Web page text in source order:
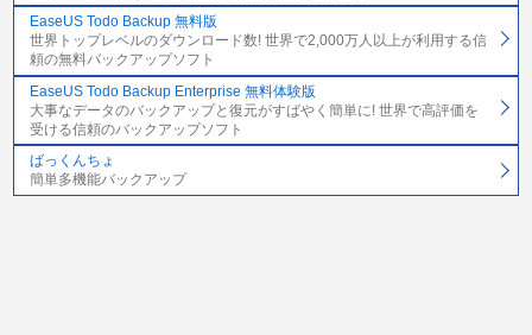
EaseUS Todo Backup 無料版
世界トップレベルのダウンロード数! 世界で2,000万人以上が利用する信
頼の無料バックアップソフト
EaseUS Todo Backup Enterprise 無料体験版
大事なデータのバックアップと復元がすばやく簡単に! 世界で高評価を
受ける信頼のバックアップソフト
ばっくんちょ
簡単多機能バックアップ